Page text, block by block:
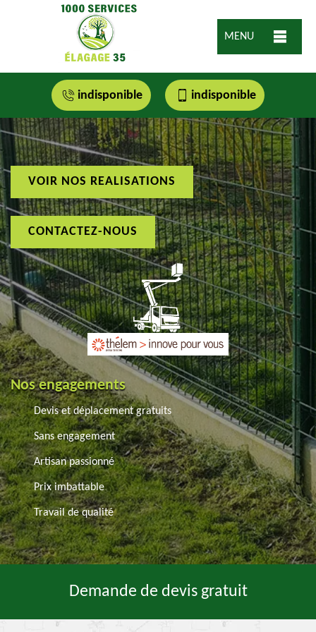
MENU
indisponible indisponible
VOIR NOS REALISATIONS
CONTACTEZ-NOUS
Nos engagements
Devis et déplacement gratuits
Sans engagement
Artisan passionné
Prix imbattable
Travail de qualité
Demande de devis gratuit